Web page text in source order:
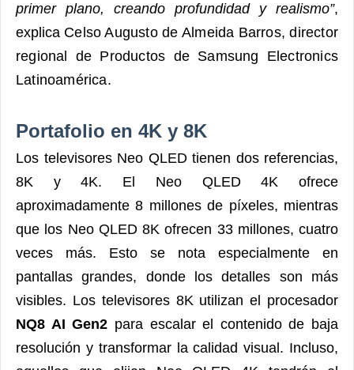
primer plano, creando profundidad y realismo”,
explica Celso Augusto de Almeida Barros, director
regional de Productos de Samsung Electronics
Latinoamérica.
Portafolio en 4K y 8K
Los televisores Neo QLED tienen dos referencias,
8K y 4K. El Neo QLED 4K ofrece
aproximadamente 8 millones de píxeles, mientras
que los Neo QLED 8K ofrecen 33 millones, cuatro
veces más. Esto se nota especialmente en
pantallas grandes, donde los detalles son más
visibles. Los televisores 8K utilizan el procesador
NQ8 AI Gen2 para escalar el contenido de baja
resolución y transformar la calidad visual. Incluso,